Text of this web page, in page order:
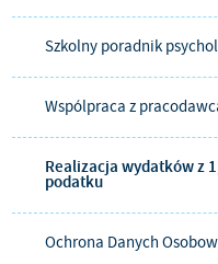
Szkolny poradnik
Wspólpraca z
Realizacja wydatków z
podatku
Ochrona Danych